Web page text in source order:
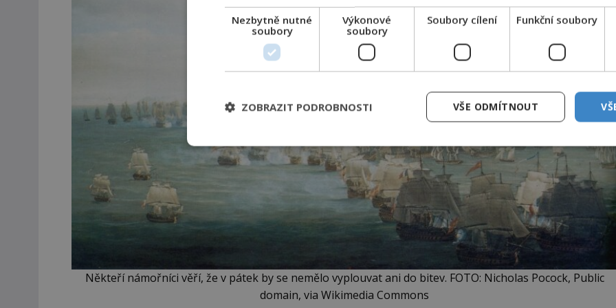
Někteří námořníci věří, že v pátek by se nemělo vyplouvat ani do bitev. FOTO: Nicholas Pocock, Public
domain, via Wikimedia Commons
Nezbytně nutné
soubory
Výkonové
soubory
Soubory cílení Funkční soubory
VŠE ODMÍTNOUT
ZOBRAZIT PODROBNOSTI